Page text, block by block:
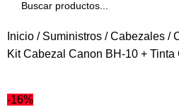
Inicio Suministros Cabezales
Kit Cabezal Canon BH-10 + Tinta
-16%